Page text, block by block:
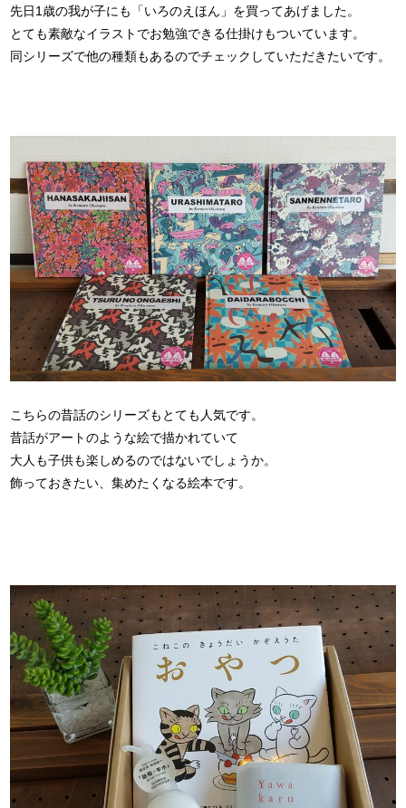
先日1歳の我が子にも「いろのえほん」を買ってあげました。
とても素敵なイラストでお勉強できる仕掛けもついています。
同シリーズで他の種類もあるのでチェックしていただきたいです。
こちらの昔話のシリーズもとても人気です。
昔話がアートのような絵で描かれていて
大人も子供も楽しめるのではないでしょうか。
飾っておきたい、集めたくなる絵本です。